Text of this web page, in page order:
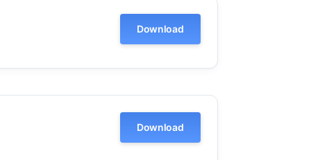
Download
Download